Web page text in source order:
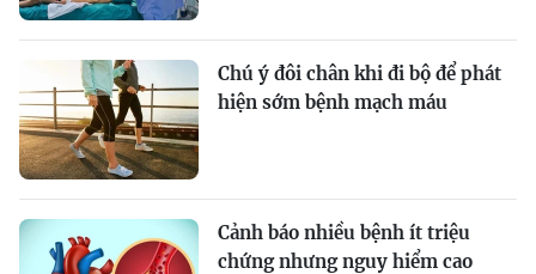
Chú ý đôi chân khi đi bộ để phát
hiện sớm bệnh mạch máu
Cảnh báo nhiều bệnh ít triệu
chứng nhưng nguy hiểm cao